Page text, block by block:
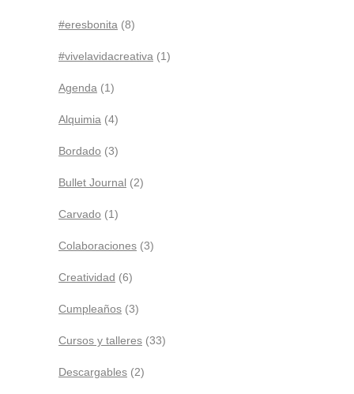
#eresbonita (8)
#vivelavidacreativa (1)
Agenda (1)
Alquimia (4)
Bordado (3)
Bullet Journal (2)
Carvado (1)
Colaboraciones (3)
Creatividad (6)
Cumpleaños (3)
Cursos y talleres (33)
Descargables (2)